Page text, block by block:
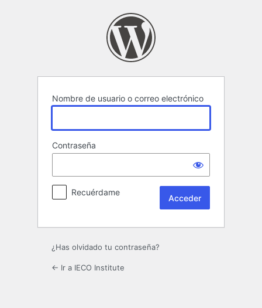
Nombre de usuario o correo electrónico
Contraseña
Recuérdame
¿Has olvidado tu contraseña?
← Ir a IECO Institute